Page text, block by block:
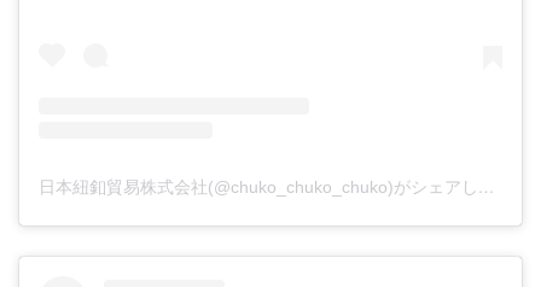
日本紐釦貿易株式会社(@chuko_chuko_chuko)がシェアした投稿